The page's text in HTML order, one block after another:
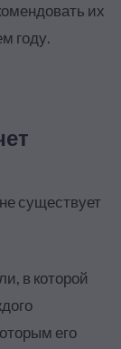
их
году.
существует
в которой
его